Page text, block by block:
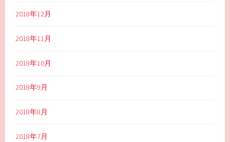
2018年12月
2018年11月
2018年10月
2018年9月
2018年8月
2018年7月